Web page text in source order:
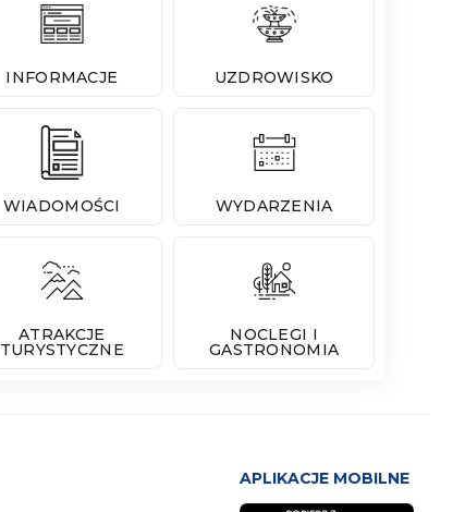
INFORMACJE UZDROWISKO
WIADOMOŚCI WYDARZENIA
ATRAKCJE
TURYSTYCZNE
NOCLEGI I
GASTRONOMIA
APLIKACJE MOBILNE